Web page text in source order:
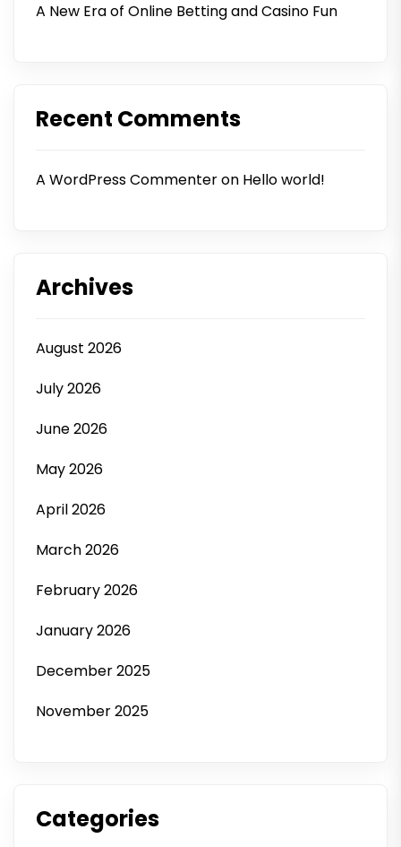
A New Era of Online Betting and Casino Fun
Recent Comments
A WordPress Commenteron Hello world!
Archives
August 2026
July 2026
June 2026
May 2026
April 2026
March 2026
February 2026
January 2026
December 2025
November 2025
Categories